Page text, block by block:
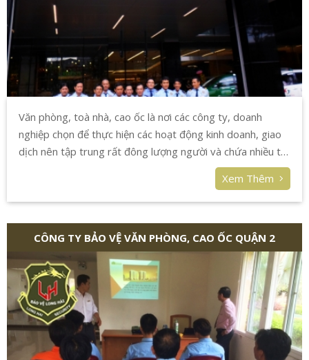
Văn phòng, toà nhà, cao ốc là nơi các công ty, doanh
nghiệp chọn để thực hiện các hoạt động kinh doanh, giao
dịch nên tập trung rất đông lượng người và chứa nhiều tài
sản. Để bảo vệ an toàn cho người và tài sản, duy trì nội
quy công ty thì bắt buộc phải có bảo vệ văn phòng, tòa
nhà, cao ốc.
Xem Thêm
CÔNG TY BẢO VỆ VĂN PHÒNG, CAO ỐC QUẬN 2